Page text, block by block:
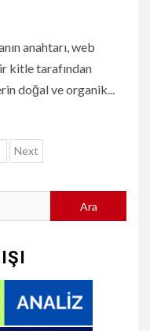
anahtarı, web
kitle tarafından
doğal ve organik...
Next